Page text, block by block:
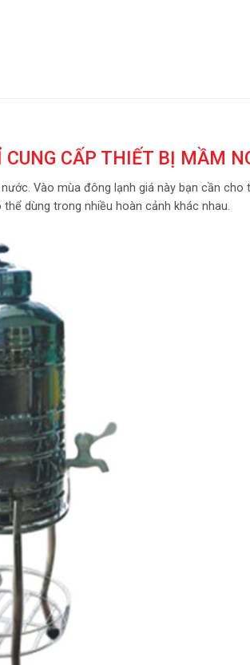
CẤP THIẾT BỊ MẦM
Vào mùa đông lạnh giá này bạn cần cho
dùng trong nhiều hoàn cảnh khác nhau.